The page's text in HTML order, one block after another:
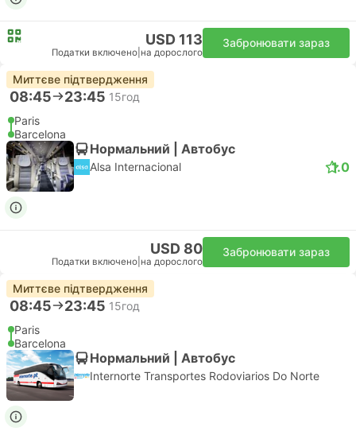
USD 113
Податки включено на дорослого
Забронювати зараз
Миттєве підтвердження
08:45 23:45 15год
Paris
Barcelona
Нормальний | Автобус
Alsa Internacional 1.0
USD 80
Податки включено на дорослого
Забронювати зараз
Миттєве підтвердження
08:45 23:45 15год
Paris
Barcelona
Нормальний | Автобус
Internorte Transportes Rodoviarios Do Norte